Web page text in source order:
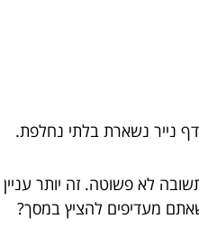
נייר נשארת בלתי נחלפת.
לא פשוטה. זה יותר
מעדיפים להציץ במסך?